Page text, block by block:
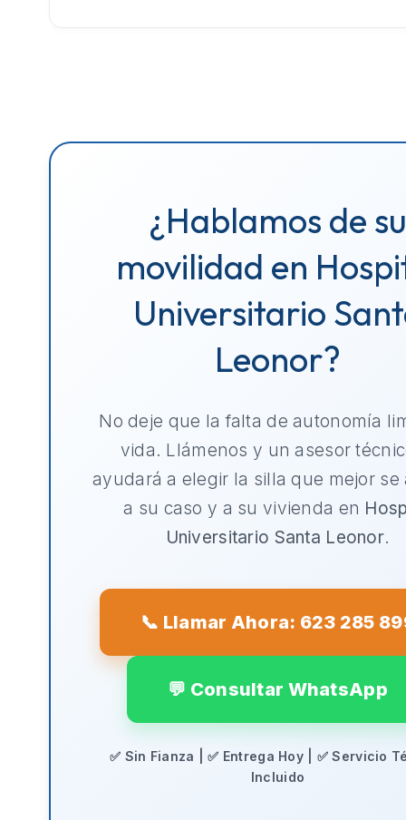
¿Hablamos de su
movilidad en
Universitario
Leonor?
No deje que la falta de autonomía
vida. Llámenos y un asesor
ayudará a elegir la silla que mejor se
a su caso y a su vivienda en
Universitario Santa Leonor.
📞 Llamar Ahora: 623 285
💬 Consultar WhatsApp
✅ Sin Fianza | ✅ Entrega Hoy | ✅ Servicio
Incluido